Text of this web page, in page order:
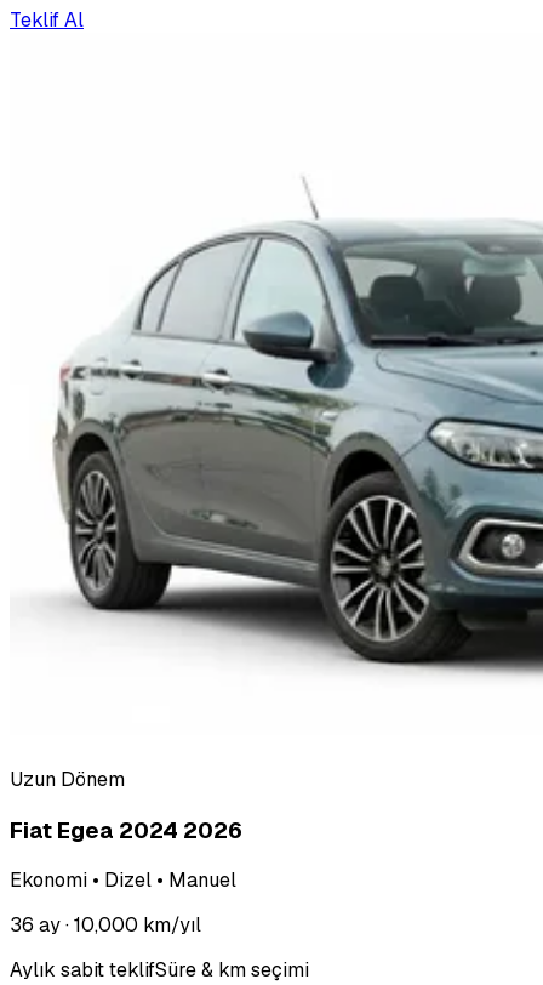
Teklif Al
Uzun Dönem
Fiat Egea 2024 2026
Ekonomi • Dizel • Manuel
36 ay· 10,000 km/yıl
Aylık sabit teklifSüre & km seçimi